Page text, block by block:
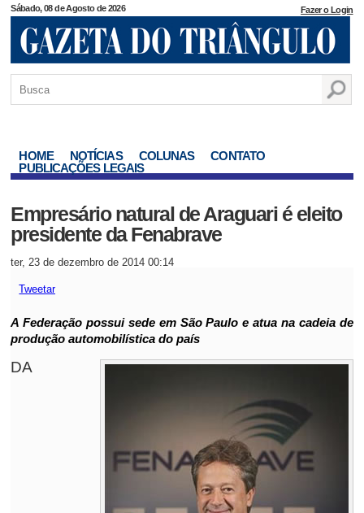
Sábado, 08 de Agosto de 2026 Fazer o Login
HOME NOTÍCIAS COLUNAS
CONTATO
PUBLICAÇÕES LEGAIS
Empresário natural de Araguari é eleito
presidente da Fenabrave
ter, 23 de dezembro de 2014 00:14
Tweetar
A Federação possui sede em São Paulo e atua na cadeia de
produção automobilística do país
DA